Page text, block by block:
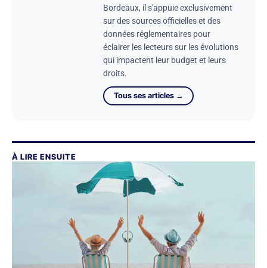
Bordeaux, il s'appuie exclusivement
sur des sources officielles et des
données réglementaires pour
éclairer les lecteurs sur les évolutions
qui impactent leur budget et leurs
droits.
Tous ses articles →
À LIRE ENSUITE